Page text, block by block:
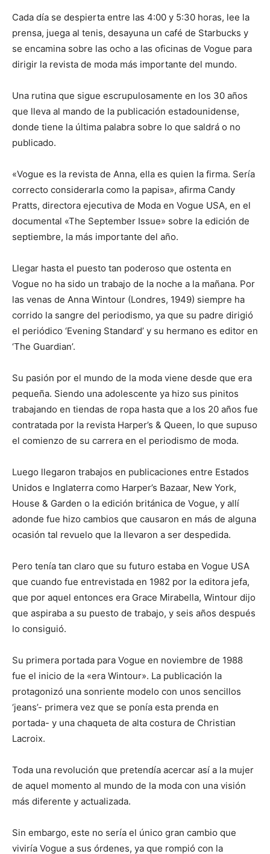
Cada día se despierta entre las 4:00 y 5:30 horas, lee la
prensa, juega al tenis, desayuna un café de Starbucks y
se encamina sobre las ocho a las oficinas de Vogue para
dirigir la revista de moda más importante del mundo.
Una rutina que sigue escrupulosamente en los 30 años
que lleva al mando de la publicación estadounidense,
donde tiene la última palabra sobre lo que saldrá o no
publicado.
«Vogue es la revista de Anna, ella es quien la firma. Sería
correcto considerarla como la papisa», afirma Candy
Pratts, directora ejecutiva de Moda en Vogue USA, en el
documental «The September Issue» sobre la edición de
septiembre, la más importante del año.
Llegar hasta el puesto tan poderoso que ostenta en
Vogue no ha sido un trabajo de la noche a la mañana. Por
las venas de Anna Wintour (Londres, 1949) siempre ha
corrido la sangre del periodismo, ya que su padre dirigió
el periódico ‘Evening Standard’ y su hermano es editor en
‘The Guardian’.
Su pasión por el mundo de la moda viene desde que era
pequeña. Siendo una adolescente ya hizo sus pinitos
trabajando en tiendas de ropa hasta que a los 20 años fue
contratada por la revista Harper’s & Queen, lo que supuso
el comienzo de su carrera en el periodismo de moda.
Luego llegaron trabajos en publicaciones entre Estados
Unidos e Inglaterra como Harper’s Bazaar, New York,
House & Garden o la edición británica de Vogue, y allí
adonde fue hizo cambios que causaron en más de alguna
ocasión tal revuelo que la llevaron a ser despedida.
Pero tenía tan claro que su futuro estaba en Vogue USA
que cuando fue entrevistada en 1982 por la editora jefa,
que por aquel entonces era Grace Mirabella, Wintour dijo
que aspiraba a su puesto de trabajo, y seis años después
lo consiguió.
Su primera portada para Vogue en noviembre de 1988
fue el inicio de la «era Wintour». La publicación la
protagonizó una sonriente modelo con unos sencillos
‘jeans’- primera vez que se ponía esta prenda en
portada- y una chaqueta de alta costura de Christian
Lacroix.
Toda una revolución que pretendía acercar así a la mujer
de aquel momento al mundo de la moda con una visión
más diferente y actualizada.
Sin embargo, este no sería el único gran cambio que
viviría Vogue a sus órdenes, ya que rompió con la